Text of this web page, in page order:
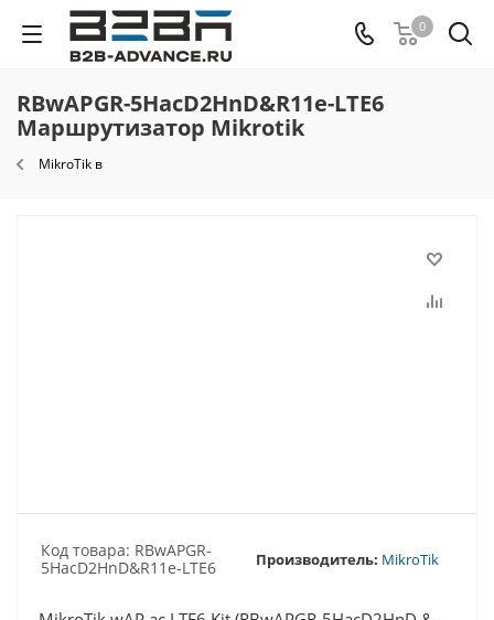
0
RBwAPGR-5HacD2HnD&R11e-LTE6
Маршрутизатор Mikrotik
MikroTik в
Код товара: RBwAPGR-
5HacD2HnD&R11e-LTE6
Производитель: MikroTik